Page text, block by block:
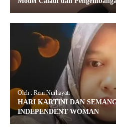
Oleh : Reni Nurhayati
HARI KARTINI DAN
INDEPENDENT WOMAN